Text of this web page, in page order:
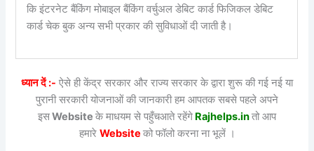
कि इंटरनेट बैंकिंग मोबाइल बैंकिंग वर्चुअल डेबिट कार्ड फिजिकल डेबिट
कार्ड चेक बुक अन्य सभी प्रकार की सुविधाओं दी जाती है।
ध्यान दें :- ऐसे ही केंद्र सरकार और राज्य सरकार के द्वारा शुरू की गई नई या
पुरानी सरकारी योजनाओं की जानकारी हम आपतक सबसे पहले अपने
इसWebsite के माधयम से पहुँचआते रहेंगे Rajhelps.inतो आप
हमारे Website को फॉलो करना ना भूलें ।